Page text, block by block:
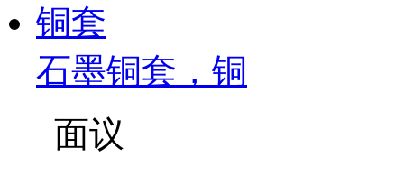
石墨铜套，铜
面议